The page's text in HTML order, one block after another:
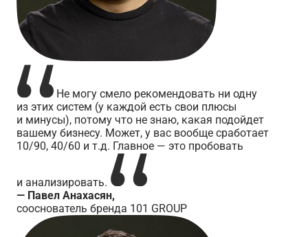
Не могу смело рекомендовать ни одну
из этих систем (у каждой есть свои плюсы
и минусы), потому что не знаю, какая подойдет
вашему бизнесу. Может, у вас вообще сработает
10/90, 40/60 и т.д. Главное — это пробовать
и анализировать.
— Павел Анахасян,
сооснователь бренда 101 GROUP